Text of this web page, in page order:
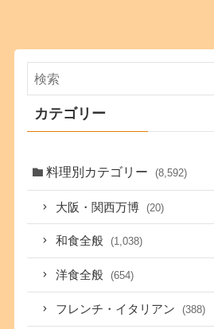
カテゴリー
料理別カテゴリー (8,592)
大阪・関西万博 (20)
和食全般 (1,038)
洋食全般 (654)
フレンチ・イタリアン (388)